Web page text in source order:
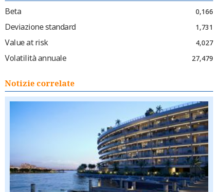
Beta
0,166
Deviazione standard 1,731
Value at risk 4,027
Volatilità annuale 27,479
Notizie correlate